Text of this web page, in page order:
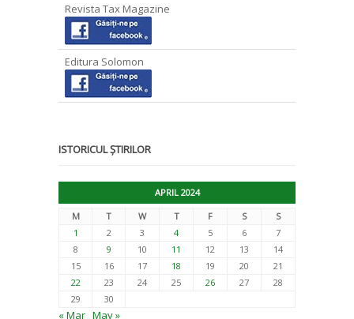
Revista Tax Magazine
Editura Solomon
ISTORICUL ȘTIRILOR
APRIL 2024
M
T W T F S
S
1
2 3 4 5 6
7
8
9 10 11 12 13
14
15
16 17 18 19 20
21
22
23 24 25 26 27
28
29
30
« Mar May »